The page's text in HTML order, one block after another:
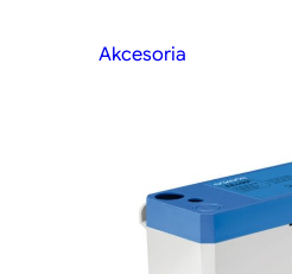
Akcesoria